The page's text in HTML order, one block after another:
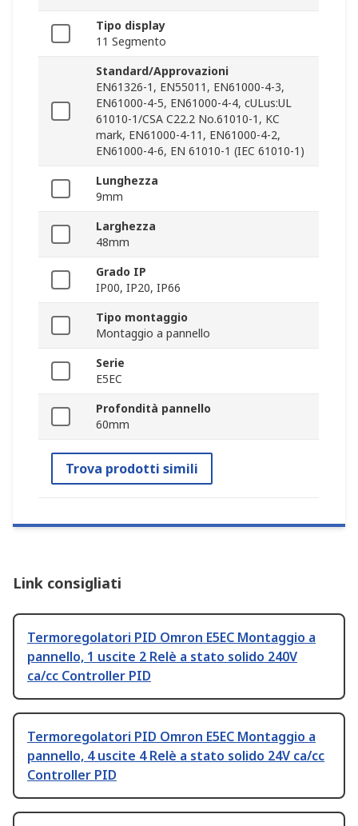
Tipo display
11 Segmento
Standard/Approvazioni
EN61326-1, EN55011, EN61000-4-3,
EN61000-4-5, EN61000-4-4, cULus:UL
61010-1/CSA C22.2 No.61010-1, KC
mark, EN61000-4-11, EN61000-4-2,
EN61000-4-6, EN 61010-1 (IEC 61010-1)
Lunghezza
9mm
Larghezza
48mm
Grado IP
IP00, IP20, IP66
Tipo montaggio
Montaggio a pannello
Serie
E5EC
Profondità pannello
60mm
Trova prodotti simili
Link consigliati
Termoregolatori PID Omron E5EC Montaggio a
pannello, 1 uscite 2 Relè a stato solido 240V
ca/cc Controller PID
Termoregolatori PID Omron E5EC Montaggio a
pannello, 4 uscite 4 Relè a stato solido 24V ca/cc
Controller PID